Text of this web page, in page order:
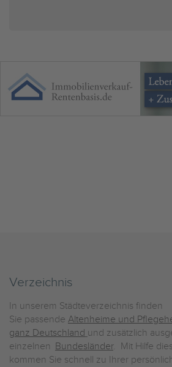
Verzeichnis
In unserem Städteverzeichnis finden
Sie passende Altenheime und
ganz Deutschland und zusätzlich
einzelnen Bundesländer. Mit Hilfe
kommen Sie schnell zu Ihrer